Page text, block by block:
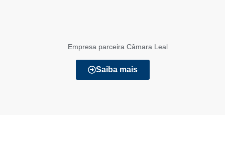
Empresa parceira Câmara Leal
Saiba mais